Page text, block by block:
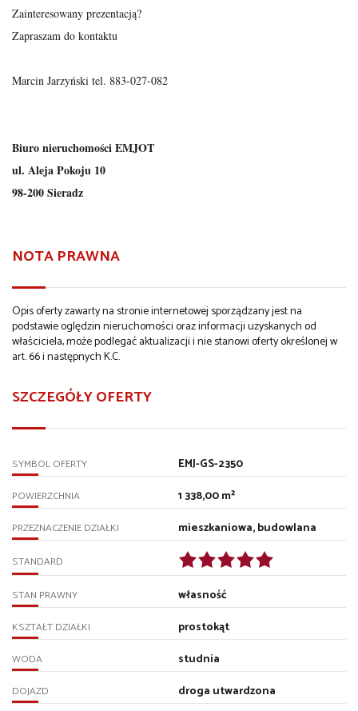
Zainteresowany prezentacją?
Zapraszam do kontaktu
Marcin Jarzyński tel. 883-027-082
Biuro nieruchomości EMJOT
ul. Aleja Pokoju 10
98-200 Sieradz
NOTA PRAWNA
Opis oferty zawarty na stronie internetowej sporządzany jest na
podstawie oględzin nieruchomości oraz informacji uzyskanych od
właściciela, może podlegać aktualizacji i nie stanowi oferty określonej w
art. 66 i następnych K.C.
SZCZEGÓŁY OFERTY
SYMBOL OFERTY EMJ-GS-2350
POWIERZCHNIA 1 338,00 m²
PRZEZNACZENIE DZIAŁKI mieszkaniowa, budowlana
STANDARD
STAN PRAWNY własność
KSZTAŁT DZIAŁKI prostokąt
WODA studnia
DOJAZD droga utwardzona